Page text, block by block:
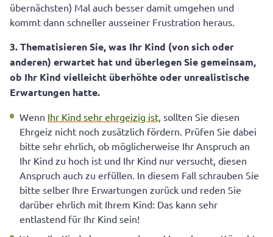
übernächsten) Mal auch besser damit umgehen und
kommt dann schneller ausseiner Frustration heraus.
3. Thematisieren Sie, was Ihr Kind (von sich oder
anderen) erwartet hat und überlegen Sie gemeinsam,
ob Ihr Kind vielleicht überhöhte oder unrealistische
Erwartungen hatte.
Wenn Ihr Kind sehr ehrgeizig ist, sollten Sie diesen
Ehrgeiz nicht noch zusätzlich fördern. Prüfen Sie dabei
bitte sehr ehrlich, ob möglicherweise Ihr Anspruch an
Ihr Kind zu hoch ist und Ihr Kind nur versucht, diesen
Anspruch auch zu erfüllen. In diesem Fall schrauben Sie
bitte selber Ihre Erwartungen zurück und reden Sie
darüber ehrlich mit Ihrem Kind: Das kann sehr
entlastend für Ihr Kind sein!